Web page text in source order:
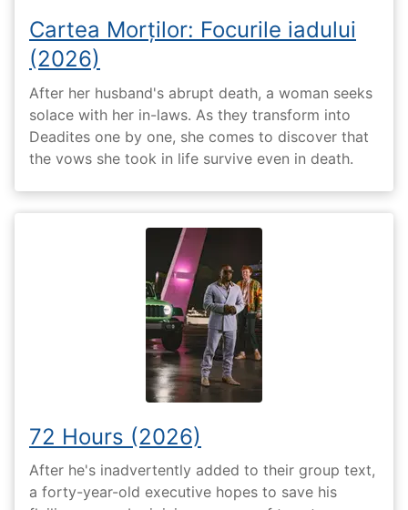
Cartea Morților: Focurile iadului
(2026)
After her husband's abrupt death, a woman seeks
solace with her in-laws. As they transform into
Deadites one by one, she comes to discover that
the vows she took in life survive even in death.
72 Hours (2026)
After he's inadvertently added to their group text,
a forty-year-old executive hopes to save his